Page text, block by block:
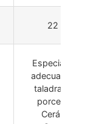
22 mm
adecuado
taladrar:
Cerámica,